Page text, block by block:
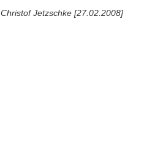
Christof Jetzschke [27.02.2008]